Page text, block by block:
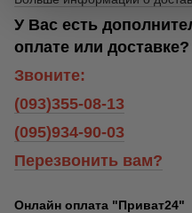
У Вас есть
оплате или доставке?
Звоните:
(093)355-08-13
(095)934-90-03
Перезвонить вам?
Онлайн оплата "Приват24"